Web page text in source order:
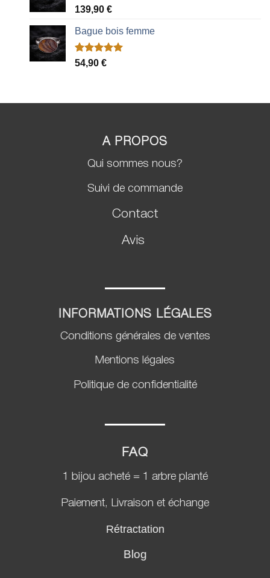
139,90 €
Bague bois femme
Noté5.00
2
54,90 €
A PROPOS
Qui sommes nous?
Suivi de commande
Contact
Avis
INFORMATIONS LÉGALES
Conditions générales de ventes
Mentions légales
Politique de confidentialité
FAQ
1 bijou acheté = 1 arbre planté
Paiement, Livraison et échange
Rétractation
Blog